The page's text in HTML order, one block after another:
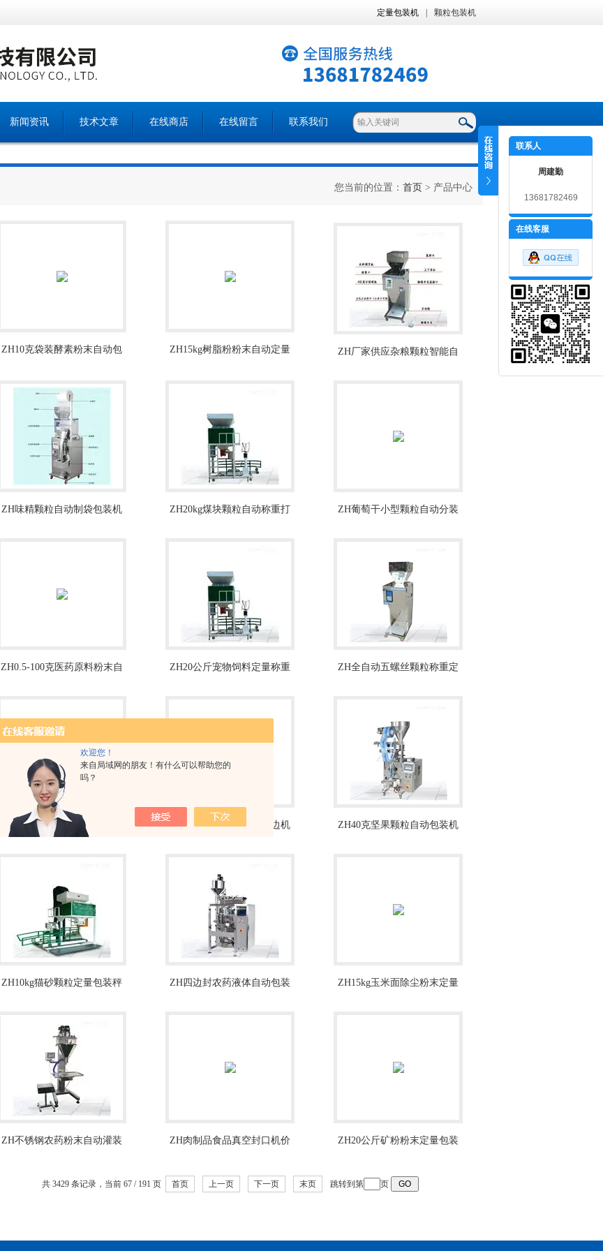
欢迎您！
来自局域网的朋友！有什么可以帮助您的
吗？
定量包装机 颗粒包装机
新闻资讯 技术文章 在线商店 在线留言 联系我们
您当前的位置： 首页 > 产品中心
ZH10克袋装酵素粉末自动包
ZH15kg树脂粉粉末自动定量
ZH厂家供应杂粮颗粒智能自
ZH味精颗粒自动制袋包装机
ZH20kg煤块颗粒自动称重打
ZH葡萄干小型颗粒自动分装
ZH0.5-100克医药原料粉末自
ZH20公斤宠物饲料定量称重
ZH全自动五螺丝颗粒称重定
ZH不锈钢白糖颗粒自动定量
ZH20kg称重肥料定量包边机
ZH40克坚果颗粒自动包装机
ZH10kg猫砂颗粒定量包装秤
ZH四边封农药液体自动包装
ZH15kg玉米面除尘粉末定量
ZH不锈钢农药粉末自动灌装
ZH肉制品食品真空封口机价
ZH20公斤矿粉粉末定量包装
共 3429 条记录，当前 67 / 191 页 首页 上一页 下一页 末页 跳转到第 页
联系人
周建勤
13681782469
在线客服